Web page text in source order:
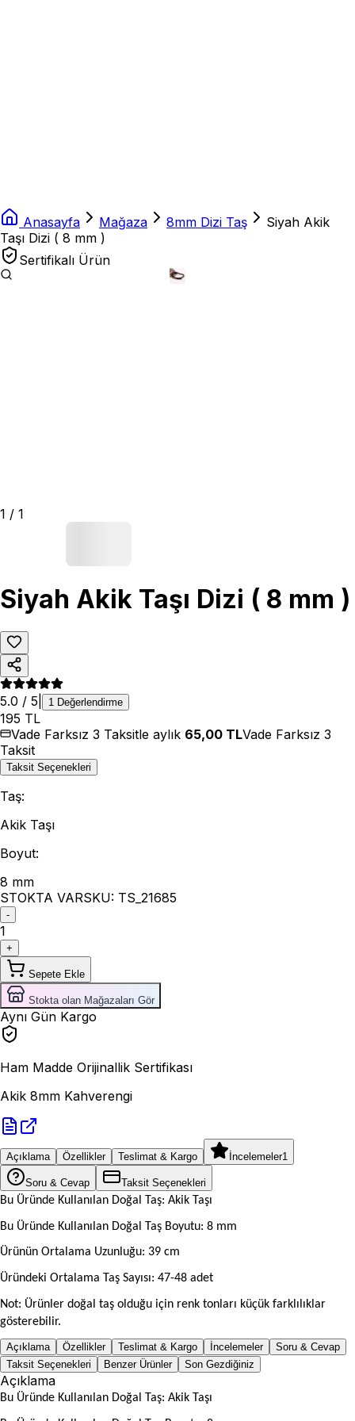
Anasayfa Mağaza 8mm Dizi Taş
Siyah Akik
Taşı Dizi ( 8 mm )
Sertifikalı Ürün
1 / 1
Siyah Akik Taşı Dizi ( 8 mm )
5.0 / 5 1 Değerlendirme
195 TL
Vade Farksız 3 Taksitle aylık 65,00 TLVade Farksız 3
Taksit
Taksit Seçenekleri
Taş:
Akik Taşı
Boyut:
8 mm
STOKTA VARSKU: TS_21685
-
1
+
Sepete Ekle
Stokta olan Mağazaları Gör
Aynı Gün Kargo
Ham Madde Orijinallik Sertifikası
Akik 8mm Kahverengi
Açıklama Özellikler Teslimat & Kargo İncelemeler1
Soru & Cevap Taksit Seçenekleri
Bu Üründe Kullanılan Doğal Taş: Akik Taşı
Bu Üründe Kullanılan Doğal Taş Boyutu: 8 mm
Ürünün Ortalama Uzunluğu: 39 cm
Üründeki Ortalama Taş Sayısı: 47-48 adet
Not: Ürünler doğal taş olduğu için renk tonları küçük farklılıklar
gösterebilir.
Açıklama Özellikler Teslimat & Kargo İncelemeler
Soru & Cevap
Taksit Seçenekleri
Benzer Ürünler Son Gezdiğiniz
Açıklama
Bu Üründe Kullanılan Doğal Taş: Akik Taşı